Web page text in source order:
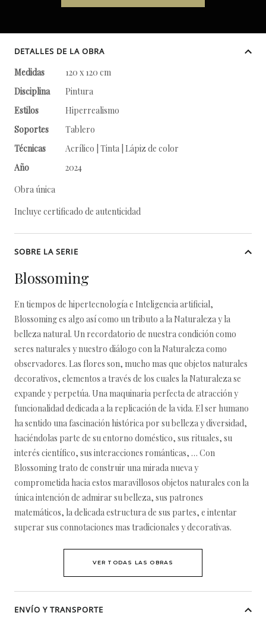
DETALLES DE LA OBRA
Medidas
120 x 120 cm
Disciplina
Pintura
Estilos
Hiperrealismo
Soportes
Tablero
Técnicas
Acrílico | Tinta | Lápiz de color
Año
2024
Obra única
Incluye certificado de autenticidad
SOBRE LA SERIE
Blossoming
En tiempos de hipertecnología e Inteligencia artificial,
Blossoming es algo así como un tributo a la Naturaleza y la
belleza natural. Un recordatorio de nuestra condición como
seres naturales y nuestro diálogo con la Naturaleza como
observadores. Las flores son, mucho mas que objetos naturales
decorativos, elementos a través de los cuales la Naturaleza se
expande y perpetúa. Una maquinaria perfecta de atracción y
funcionalidad dedicada a la replicación de la vida. El ser humano
ha sentido una fascinación histórica por su belleza y diversidad,
haciéndolas parte de su entorno doméstico, sus rituales, su
interés científico, sus interacciones románticas, … Con
Blossoming trato de construir una mirada nueva y
comprometida hacia estos maravillosos objetos naturales con la
única intención de admirar su belleza, sus patrones
matemáticos, la delicada estructura de sus partes, e intentar
superar sus connotaciones mas tradicionales y decorativas.
VER TODAS LAS OBRAS
ENVÍO Y TRANSPORTE